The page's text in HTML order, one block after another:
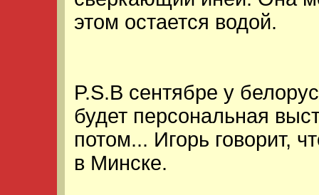
этом остается водой.
P.S.В сентябре у
будет персональная
потом... Игорь говорит,
в Минске.